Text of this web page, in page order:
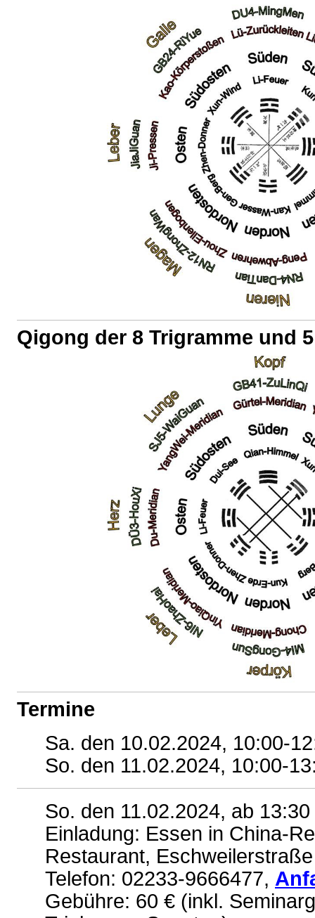
Qigong der 8 Trigramme und
Termine
Sa. den 10.02.2024, 10:00-
So. den 11.02.2024, 10:00-
So. den 11.02.2024, ab 13:30
Einladung: Essen in China-
Restaurant,
Telefon: 02233-9666477,
Gebühre: 60 € (inkl.